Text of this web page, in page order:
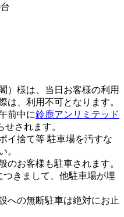
）様は、当日お客様の利用
は、利用不可となります。
前中に鈴鹿アンリミテッド
せされます。
イ捨て等 駐車場を汚すな
。
のお客様も駐車されます。
つきまして、他駐車場が埋
への無断駐車は絶対にお止